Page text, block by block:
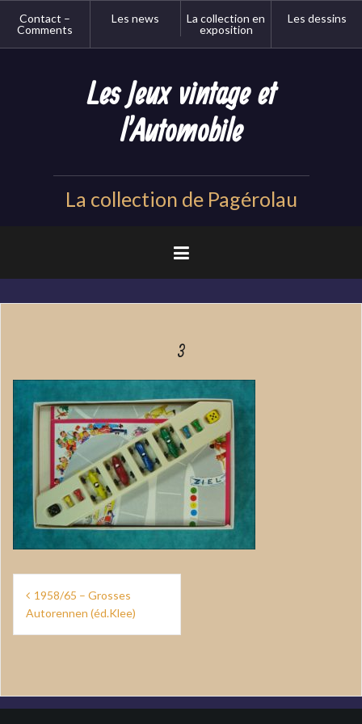
Contact –
Comments
Les news
La collection en
exposition
Les dessins
Les Jeux vintage et
l'Automobile
La collection de Pagérolau
3
Navigation
de
l’article
1958/65 – Grosses
Autorennen (éd.Klee)